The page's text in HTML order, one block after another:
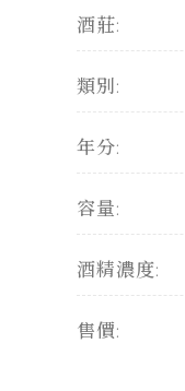
酒莊:
類別:
年分:
容量:
酒精濃度:
售價: